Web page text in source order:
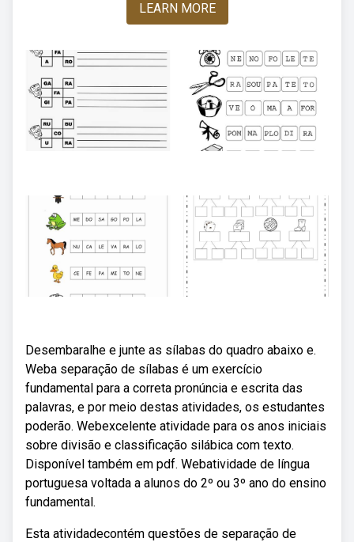
LEARN MORE
Desembaralhe e junte as sílabas do quadro abaixo e.
Weba separação de sílabas é um exercício
fundamental para a correta pronúncia e escrita das
palavras, e por meio destas atividades, os estudantes
poderão. Webexcelente atividade para os anos iniciais
sobre divisão e classificação silábica com texto.
Disponível também em pdf. Webatividade de língua
portuguesa voltada a alunos do 2º ou 3º ano do ensino
fundamental.
Esta atividadecontém questões de separação de